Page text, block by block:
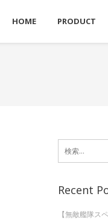
HOME PRODUCT
索:
Recent
【無敵艦隊ス